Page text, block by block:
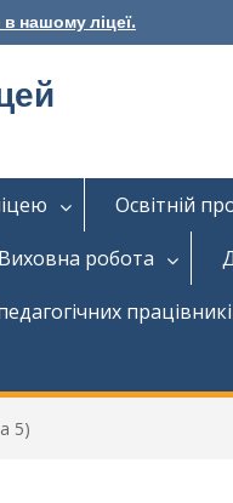
в нашому ліцеї.
Освітній
Виховна робота
5)